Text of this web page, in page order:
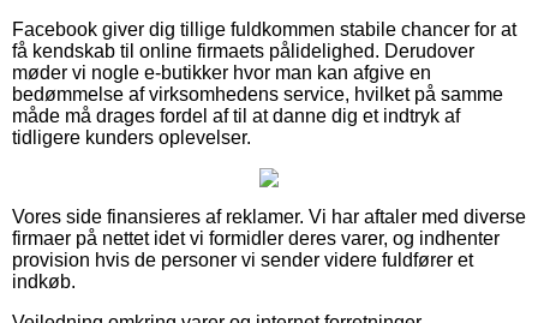
Facebook giver dig tillige fuldkommen stabile chancer for at
få kendskab til online firmaets pålidelighed. Derudover
møder vi nogle e-butikker hvor man kan afgive en
bedømmelse af virksomhedens service, hvilket på samme
måde må drages fordel af til at danne dig et indtryk af
tidligere kunders oplevelser.
Vores side finansieres af reklamer. Vi har aftaler med diverse
firmaer på nettet idet vi formidler deres varer, og indhenter
provision hvis de personer vi sender videre fuldfører et
indkøb.